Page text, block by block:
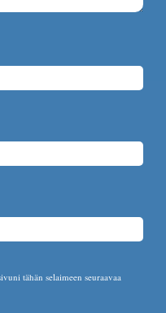
tähän selaimeen seuraavaa